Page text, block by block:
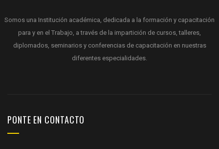
Somos una Institución académica, dedicada a la formación y capacitación
para y en el Trabajo, a través de la impartición de cursos, talleres,
diplomados, seminarios y conferencias de capacitación en nuestras
diferentes especialidades.
PONTE EN CONTACTO